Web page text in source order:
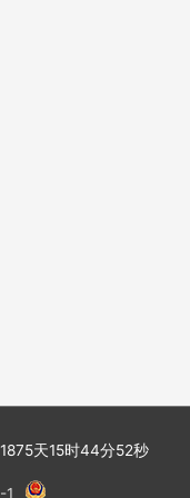
1875天15时44分53秒
1